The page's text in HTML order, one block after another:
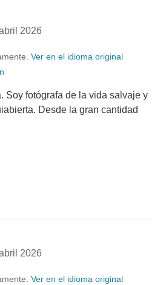
2026
Ver en el idioma original
Soy fotógrafa de la vida salvaje y
Desde la gran cantidad
2026
Ver en el idioma original